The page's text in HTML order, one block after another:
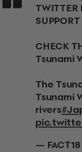
TWITTER
CHECK
Tsunami
The
Tsunami
rivers
—